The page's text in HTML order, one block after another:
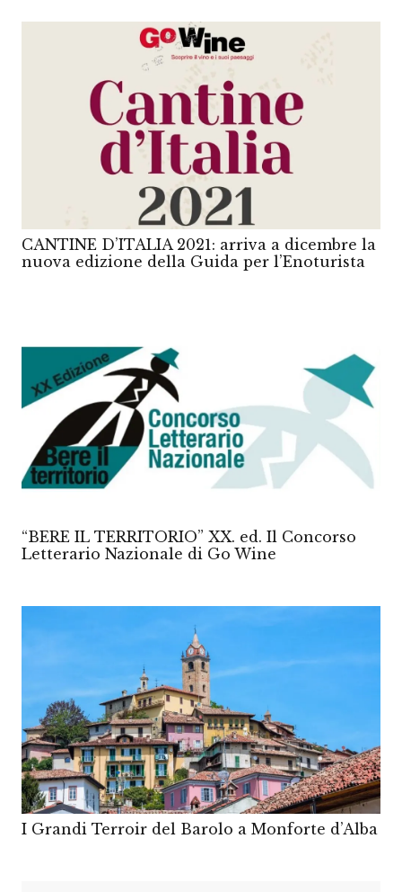
CANTINE D’ITALIA 2021: arriva a dicembre la
nuova edizione della Guida per l’Enoturista
“BERE IL TERRITORIO” XX. ed. Il Concorso
Letterario Nazionale di Go Wine
I Grandi Terroir del Barolo a Monforte d’Alba